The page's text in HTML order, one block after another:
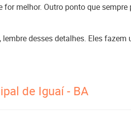
melhor. Outro ponto que sempre
desses detalhes. Eles fazem
de Iguaí - BA